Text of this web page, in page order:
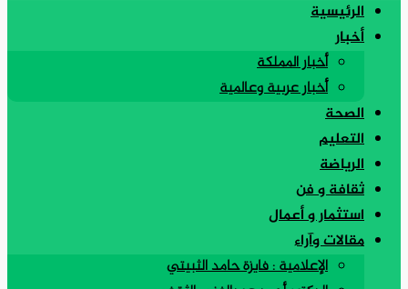
الرئيسية
أخبار
أخبار المملكة
أخبار عربية وعالمية
الصحة
التعليم
الرياضة
ثقافة و فن
استثمار و أعمال
مقالات وآراء
الإعلامية : فايزة حامد الثبيتي